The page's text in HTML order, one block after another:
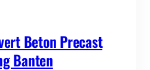
Beton Precast
Banten